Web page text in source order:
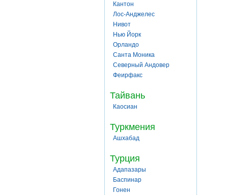
Кантон
Лос-Анджелес
Нивот
Нью Йорк
Орландо
Санта Моника
Северный Андовер
Феирфакс
Тайвань
Каосиан
Туркмения
Ашхабад
Турция
Адапазары
Баспинар
Гонен